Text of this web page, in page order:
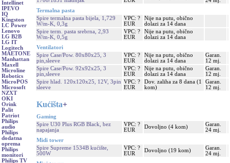
Intellinet
IPEVO
IQ
Kingston
LC Power
Lenovo
LG B2B
LG IT
Logitech
MAETONE
Manhattan
Maxell
Microline
Robotics
MicroPOS
Microsoft
NZXT
OKI
Orink
Palit
Patriot
Philips
audio
Philips
dodatna
oprema
Philips
monitori
Philips TV
Termalna pasta
Spire termalna pasta bijela, 1,729
W/m-K, 0,3g
VPC: ?
EUR
Nije na putu, obično
dolazi za 14 dana
Spire term. pasta srebrna, 2,93
W/m-K, 0,5g
VPC: ?
EUR
Nije na putu, obično
dolazi za 14 dana
Ventilatori
Spire Case/Pow. 80x80x25, 3
pin,sleeve
VPC: ?
EUR
Nije na putu, obično
dolazi za 14 dana
Garan.
12 mj.
Spire Case/Pow. 92x92x25, 3
pin,sleeve
VPC: ?
EUR
Nije na putu, obično
dolazi za 14 dana
Garan.
12 mj.
Spire hlad. 120x120x25, 12V, 3pin
sleeve
VPC: ?
EUR
Dov. zaliha za 8 dana (1
kom)
Garan.
12 mj.
Kućišta+
Gaming
Spire U30 Plus RGB Black, bez
napajanja
VPC: ?
EUR
Dovoljno (4 kom)
Garan.
24 mj.
Midi tower
Spire Supreme 1534B kućište,
500W
VPC: ?
EUR
Dovoljno (19 kom)
Garan.
24 mj.